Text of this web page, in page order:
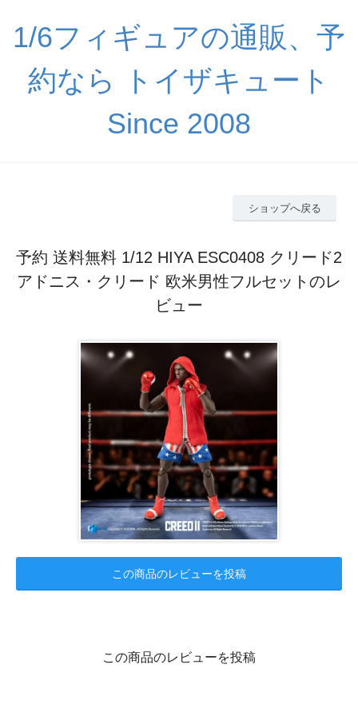
1/6フィギュアの通販、予
約なら トイザキュート
Since 2008
ショップへ戻る
予約 送料無料 1/12 HIYA ESC0408 クリード2
アドニス・クリード 欧米男性フルセットのレ
ビュー
この商品のレビューを投稿
この商品のレビューを投稿